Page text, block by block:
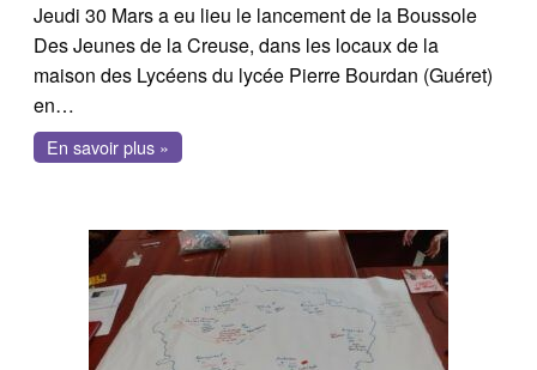
Jeudi 30 Mars a eu lieu le lancement de la Boussole
Des Jeunes de la Creuse, dans les locaux de la
maison des Lycéens du lycée Pierre Bourdan (Guéret)
en…
En savoir plus »